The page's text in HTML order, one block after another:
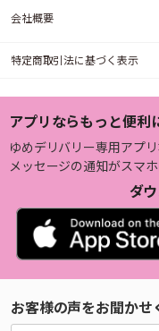
会社概要
特定商取引法に基づく表示
アプリならもっと便利
ゆめデリバリー専用アプリ
メッセージの通知がスマ
ダ
お客様の声をお聞かせ